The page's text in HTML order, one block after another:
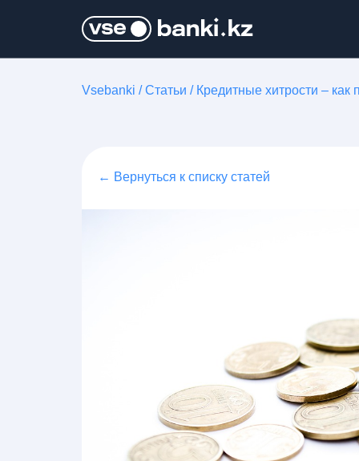
Vsebanki /Статьи / Кредитные хитрости – как
← Вернуться к списку статей